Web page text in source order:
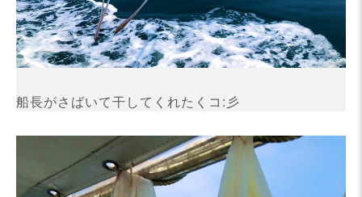
船長がさばいて干してくれたくコ:彡